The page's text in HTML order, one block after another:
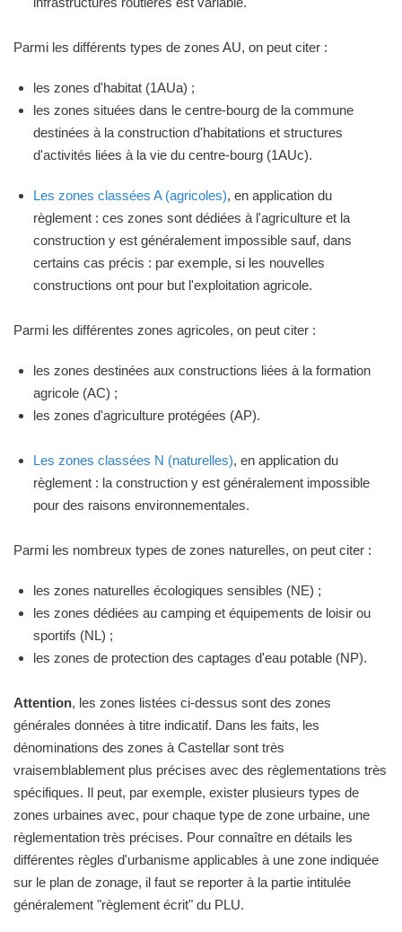
Parmi les différents types de zones AU, on peut citer :
les zones d'habitat (1AUa) ;
les zones situées dans le centre-bourg de la commune
destinées à la construction d'habitations et structures
d'activités liées à la vie du centre-bourg (1AUc).
Les zones classées A (agricoles), en application du
règlement : ces zones sont dédiées à l'agriculture et la
construction y est généralement impossible sauf, dans
certains cas précis : par exemple, si les nouvelles
constructions ont pour but l'exploitation agricole.
Parmi les différentes zones agricoles, on peut citer :
les zones destinées aux constructions liées à la formation
agricole (AC) ;
les zones d'agriculture protégées (AP).
Les zones classées N (naturelles), en application du
règlement : la construction y est généralement impossible
pour des raisons environnementales.
Parmi les nombreux types de zones naturelles, on peut citer :
les zones naturelles écologiques sensibles (NE) ;
les zones dédiées au camping et équipements de loisir ou
sportifs (NL) ;
les zones de protection des captages d'eau potable (NP).
Attention, les zones listées ci-dessus sont des zones
générales données à titre indicatif. Dans les faits, les
dénominations des zones à Castellar sont très
vraisemblablement plus précises avec des règlementations très
spécifiques. Il peut, par exemple, exister plusieurs types de
zones urbaines avec, pour chaque type de zone urbaine, une
règlementation très précises. Pour connaître en détails les
différentes règles d'urbanisme applicables à une zone indiquée
sur le plan de zonage, il faut se reporter à la partie intitulée
généralement "règlement écrit" du PLU.